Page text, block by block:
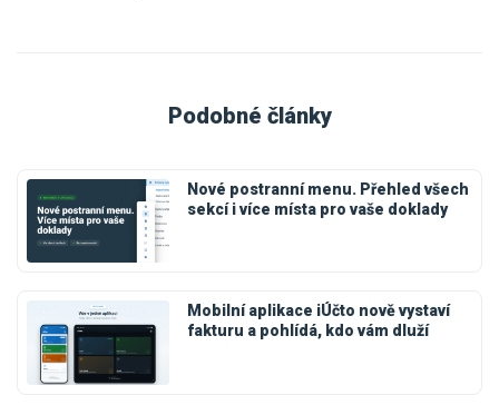
Podobné články
Nové postranní menu. Přehled všech
sekcí i více místa pro vaše doklady
Mobilní aplikace iÚčto nově vystaví
fakturu a pohlídá, kdo vám dluží